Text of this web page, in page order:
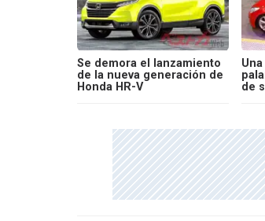
Se demora el lanzamiento
de la nueva generación de
Honda HR-V
de